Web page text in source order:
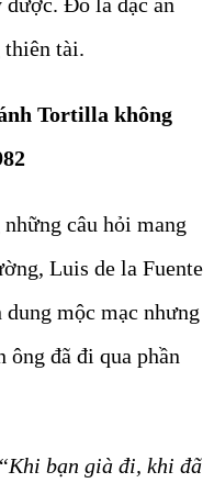
thiên tài.
Tortilla không
câu hỏi mang
Luis de la Fuente
dung mộc mạc nhưng
ông đã đi qua phần
“Khi bạn già đi, khi đã